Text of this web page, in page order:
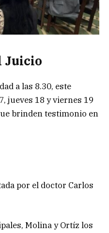
Juicio
a las 8.30, este
jueves 18 y viernes 19
brinden testimonio en
por el doctor Carlos
Molina y Ortíz los